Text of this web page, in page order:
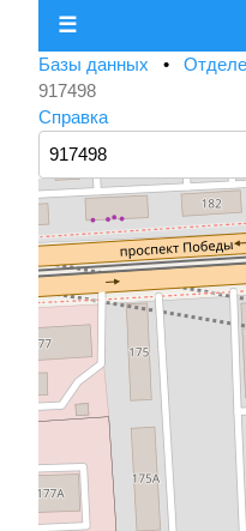
☰
Базы данных •
917498
Справка